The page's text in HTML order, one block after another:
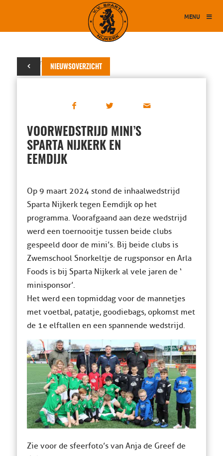
MENU
NIEUWSOVERZICHT
11 maart 2024
VOORWEDSTRIJD MINI’S
SPARTA NIJKERK EN
EEMDIJK
Op 9 maart 2024 stond de inhaalwedstrijd
Sparta Nijkerk tegen Eemdijk op het
programma. Voorafgaand aan deze wedstrijd
werd een toernooitje tussen beide clubs
gespeeld door de mini’s. Bij beide clubs is
Zwemschool Snorkeltje de rugsponsor en Arla
Foods is bij Sparta Nijkerk al vele jaren de ‘
minisponsor’.
Het werd een topmiddag voor de mannetjes
met voetbal, patatje, goodiebags, opkomst met
de 1e elftallen en een spannende wedstrijd.
Zie voor de sfeerfoto’s van Anja de Greef de